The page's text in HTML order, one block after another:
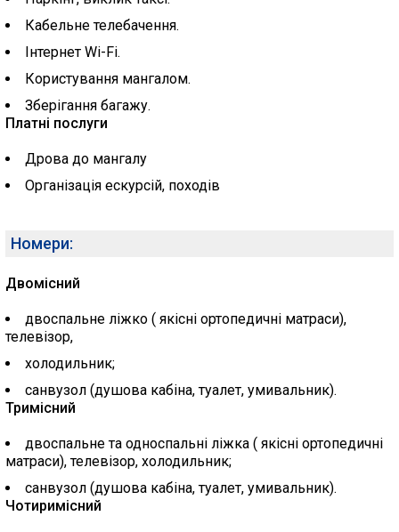
Кабельне телебачення.
Інтернет Wi-Fi.
Користування мангалом.
Зберігання багажу.
Платні послуги
Дрова до мангалу
Організація ескурсій, походів
Номери:
Двомісний
двоспальне ліжко ( якісні ортопедичні матраси),
телевізор,
холодильник;
санвузол (душова кабіна, туалет, умивальник).
Тримісний
двоспальне та односпальні ліжка ( якісні ортопедичні
матраси), телевізор, холодильник;
санвузол (душова кабіна, туалет, умивальник).
Чотиримісний